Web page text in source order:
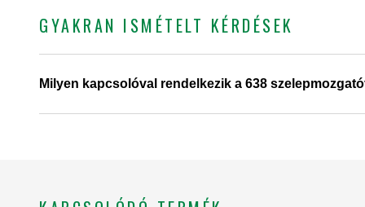
GYAKRAN ISMÉTELT KÉRDÉSEK
Milyen kapcsolóval rendelkezik a 638